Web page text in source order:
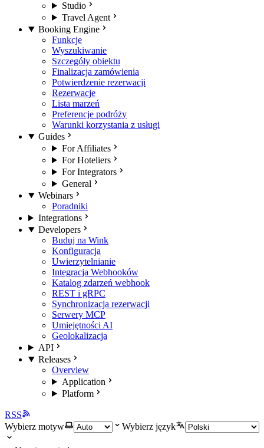
Studio
Travel Agent
Booking Engine
Funkcje
Wyszukiwanie
Szczegóły obiektu
Finalizacja zamówienia
Potwierdzenie rezerwacji
Rezerwacje
Lista marzeń
Preferencje podróży
Warunki korzystania z usługi
Guides
For Affiliates
For Hoteliers
For Integrators
General
Webinars
Poradniki
Integrations
Developers
Buduj na Wink
Konfiguracja
Uwierzytelnianie
Integracja Webhooków
Katalog zdarzeń webhook
REST i gRPC
Synchronizacja rezerwacji
Serwery MCP
Umiejętności AI
Geolokalizacja
API
Releases
Overview
Application
Platform
RSS
Wybierz motyw
Wybierz język